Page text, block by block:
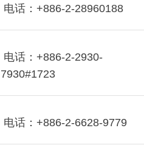
电话：+886-2-28960188
电话：+886-2-2930-
7930#1723
电话：+886-2-6628-9779